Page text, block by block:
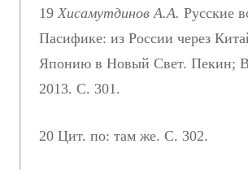
19Хисамутдинов А.А. Русские
Пасифике: из России через
Японию в Новый Свет. Пекин;
2013. С. 301.
20 Цит. по: там же. С. 302.